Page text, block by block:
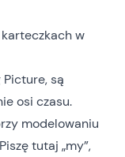
karteczkach w
są
osi czasu.
modelowaniu
tutaj „my”,